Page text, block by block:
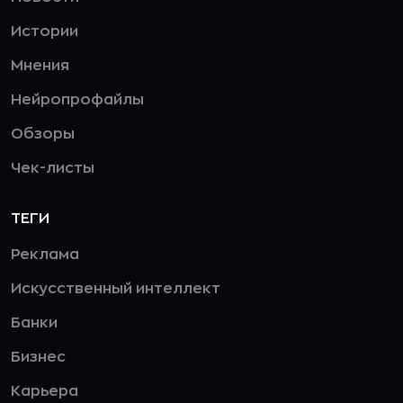
Истории
Мнения
Нейропрофайлы
Обзоры
Чек-листы
ТЕГИ
Реклама
Искусственный интеллект
Банки
Бизнес
Карьера